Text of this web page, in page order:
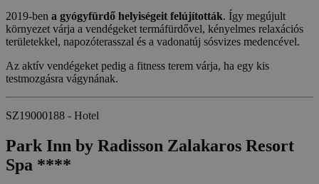
2019-ben a gyógyfürdő helyiségeit felújították. Így megújult
környezet várja a vendégeket termáfürdővel, kényelmes relaxációs
területekkel, napozóterasszal és a vadonatúj sósvizes medencével.
Az aktív vendégeket pedig a fitness terem várja, ha egy kis
testmozgásra vágynának.
SZ19000188 - Hotel
Park Inn by Radisson Zalakaros Resort
Spa ****